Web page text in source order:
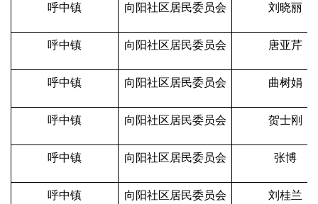
呼中镇 向阳社区居民委员会 刘晓丽
呼中镇 向阳社区居民委员会 唐亚芹
呼中镇 向阳社区居民委员会 曲树娟
呼中镇 向阳社区居民委员会 贺士刚
呼中镇 向阳社区居民委员会 张博
呼中镇 向阳社区居民委员会 刘桂兰